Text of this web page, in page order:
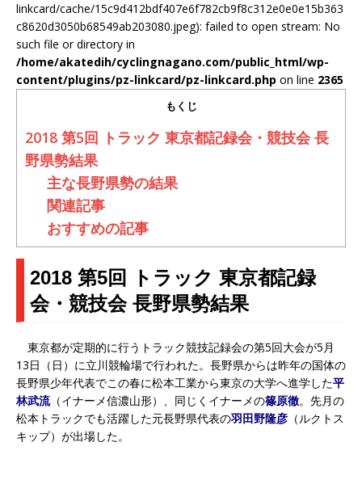
linkcard/cache/15c9d412bdf407e6f782cb9f8c312e0e0e15b363
c8620d3050b68549ab203080.jpeg): failed to open stream: No
such file or directory in
/home/akatedih/cyclingnagano.com/public_html/wp-
content/plugins/pz-linkcard/pz-linkcard.php on line 2365
もくじ
2018 第5回 トラック 東京都記録会・競技会 長
野県勢結果
主な長野県勢の結果
関連記事
おすすめの記事
2018 第5回 トラック 東京都記録
会・競技会 長野県勢結果
東京都が定期的に行うトラック競技記録会の第5回大会が5月
13日（日）に立川競輪場で行われた。長野県からは昨年の国体の
長野県少年代表でこの春に松本工業から東京の大学へ進学した平
林武流（イナーメ信濃山形）、同じくイナーメの篠原徹。先月の
松本トラックでも活躍した元長野県代表の羽田野隆彦 （ルクトス
キップ）が出場した。